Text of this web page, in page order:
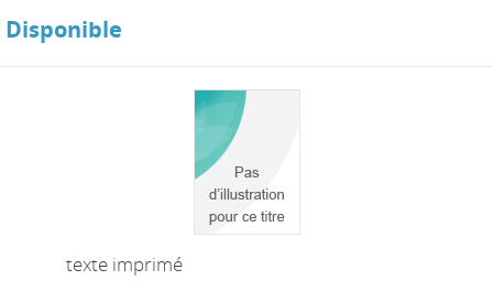
Disponible
texte imprimé